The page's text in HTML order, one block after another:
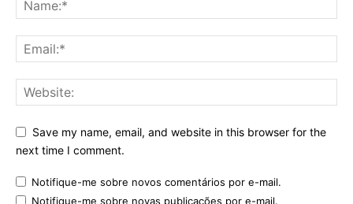
Save my name, email, and website in this browser for the
next time I comment.
Notifique-me sobre novos comentários por e-mail.
Notifique-me sobre novas publicações por e-mail.